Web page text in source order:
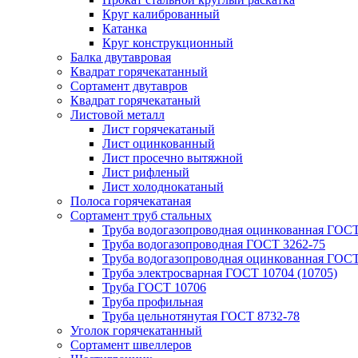
Круг калиброванный
Катанка
Круг конструкционный
Балка двутавровая
Квадрат горячекатанный
Сортамент двутавров
Квадрат горячекатаный
Листовой металл
Лист горячекатаный
Лист оцинкованный
Лист просечно вытяжной
Лист рифленый
Лист холоднокатаный
Полоса горячекатаная
Сортамент труб стальных
Труба водогазопроводная оцинкованная
Труба водогазопроводная ГОСТ 3262-75
Труба водогазопроводная оцинкованная
Труба электросварная ГОСТ 10704 (10705)
Труба ГОСТ 10706
Труба профильная
Труба цельнотянутая ГОСТ 8732-78
Уголок горячекатанный
Сортамент швеллеров